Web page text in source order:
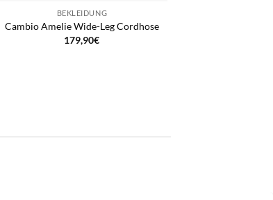
BEKLEIDUNG
Cambio Amelie Wide-Leg Cordhose
179,90€